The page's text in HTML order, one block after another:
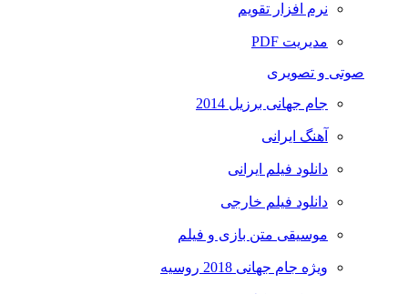
نرم افزار تقویم
مدیریت PDF
صوتی و تصویری
جام جهانی برزیل 2014
آهنگ ایرانی
دانلود فیلم ایرانی
دانلود فیلم خارجی
موسیقی متن بازی و فیلم
ویژه جام جهانی 2018 روسیه